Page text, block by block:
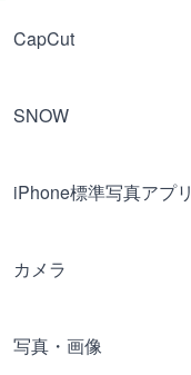
CapCut
SNOW
iPhone標準写真アプリ
カメラ
写真・画像